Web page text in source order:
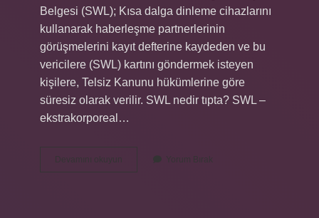
Belgesi (SWL); Kısa dalga dinleme cihazlarını
kullanarak haberleşme partnerlerinin
görüşmelerini kayıt defterine kaydeden ve bu
vericilere (SWL) kartını göndermek isteyen
kişilere, Telsiz Kanunu hükümlerine göre
süresiz olarak verilir. SWL nedir tıpta? SWL –
ekstrakorporeal…
Devamını okuyun
Nasıl
Yorum Bırak